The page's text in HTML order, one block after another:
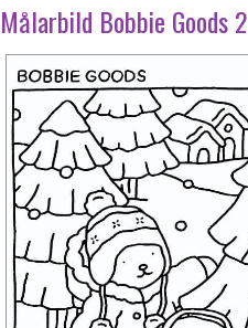
Målarbild Bobbie Goods 2